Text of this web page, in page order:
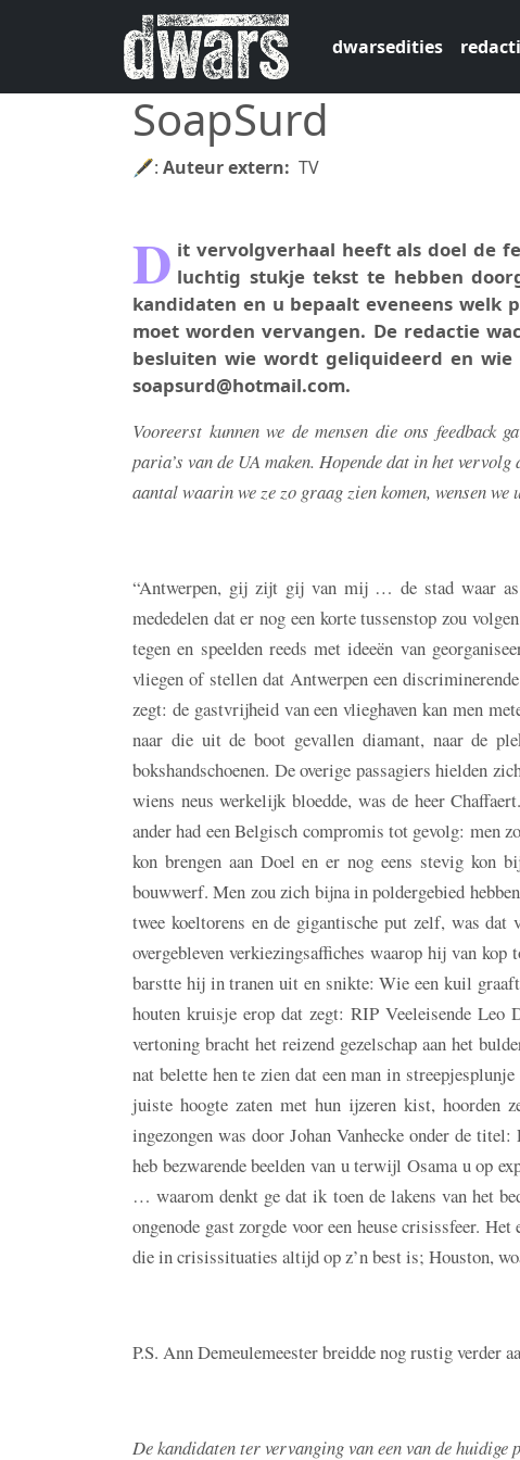
Overslaan en naar de inhoud gaan
dwarsedities
SoapSurd
🖋: Auteur extern TV
D it vervolgverhaal heeft als doel de
luchtig stukje tekst te hebben
kandidaten en u bepaalt eveneens welk
moet worden vervangen. De redactie
besluiten wie wordt geliquideerd en
soapsurd@hotmail.com.
Vooreerst kunnen we de mensen die ons feedback
paria’s van de UA maken. Hopende dat in het
aantal waarin we ze zo graag zien komen, wensen we
“Antwerpen, gij zijt gij van mij … de stad waar
mededelen dat er nog een korte tussenstop zou
tegen en speelden reeds met ideeën van
vliegen of stellen dat Antwerpen een
zegt: de gastvrijheid van een vlieghaven kan men
naar die uit de boot gevallen diamant, naar de
bokshandschoenen. De overige passagiers hielden
wiens neus werkelijk bloedde, was de heer
ander had een Belgisch compromis tot gevolg: men
kon brengen aan Doel en er nog eens stevig kon
bouwwerf. Men zou zich bijna in poldergebied
twee koeltorens en de gigantische put zelf, was dat
overgebleven verkiezingsaffiches waarop hij van kop
barstte hij in tranen uit en snikte: Wie een kuil
houten kruisje erop dat zegt: RIP Veeleisende
vertoning bracht het reizend gezelschap aan het
nat belette hen te zien dat een man in
juiste hoogte zaten met hun ijzeren kist, hoorden
ingezongen was door Johan Vanhecke onder de
heb bezwarende beelden van u terwijl Osama u op
… waarom denkt ge dat ik toen de lakens van het
ongenode gast zorgde voor een heuse crisissfeer.
die in crisissituaties altijd op z’n best is; Houston,
P.S. Ann Demeulemeester breidde nog rustig verder
De kandidaten ter vervanging van een van de